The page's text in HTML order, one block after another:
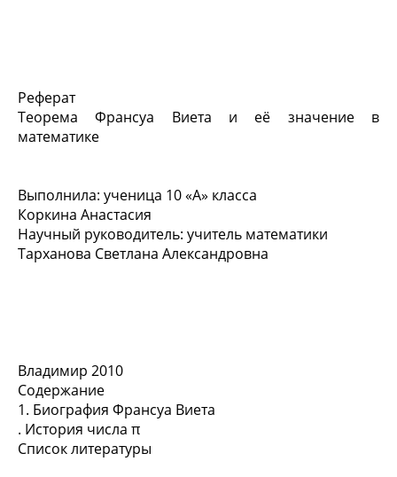
Реферат
Теорема Франсуа Виета и её значение в
математике
Выполнила: ученица 10 «А» класса
Коркина Анастасия
Научный руководитель: учитель математики
Тарханова Светлана Александровна
Владимир 2010
Содержание
1. Биография Франсуа Виета
. История числа π
Список литературы